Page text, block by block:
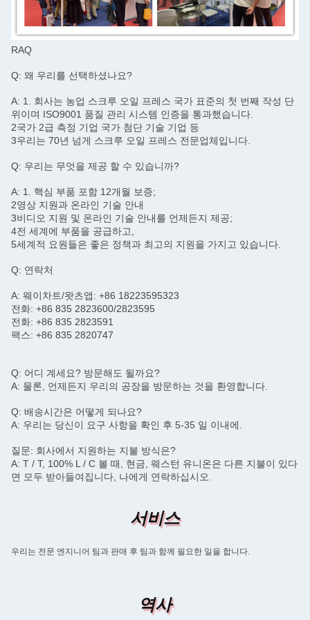
RAQ
Q: 왜 우리를 선택하셨나요?
A: 1. 회사는 농업 스크루 오일 프레스 국가 표준의 첫 번째 작성 단
위이며 ISO9001 품질 관리 시스템 인증을 통과했습니다.
2국가 2급 측정 기업 국가 첨단 기술 기업 등
3우리는 70년 넘게 스크루 오일 프레스 전문업체입니다.
Q: 우리는 무엇을 제공 할 수 있습니까?
A: 1. 핵심 부품 포함 12개월 보증;
2영상 지원과 온라인 기술 안내
3비디오 지원 및 온라인 기술 안내를 언제든지 제공;
4전 세계에 부품을 공급하고,
5세계적 요원들은 좋은 정책과 최고의 지원을 가지고 있습니다.
Q: 연락처
A: 웨이차트/왓츠앱: +86 18223595323
전화: +86 835 2823600/2823595
전화: +86 835 2823591
팩스: +86 835 2820747
Q: 어디 계세요? 방문해도 될까요?
A: 물론, 언제든지 우리의 공장을 방문하는 것을 환영합니다.
Q: 배송시간은 어떻게 되나요?
A: 우리는 당신이 요구 사항을 확인 후 5-35 일 이내에.
질문: 회사에서 지원하는 지불 방식은?
A: T / T, 100% L / C 볼 때, 현금, 웨스턴 유니온은 다른 지불이 있다
면 모두 받아들여집니다, 나에게 연락하십시오.
서비스
우리는 전문 엔지니어 팀과 판매 후 팀과 함께 필요한 일을 합니다.
역사